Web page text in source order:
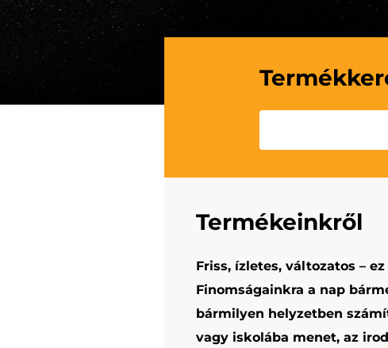
Termékeinkről
Friss, ízletes, változatos –
Finomságainkra a nap
bármilyen helyzetben
vagy iskolába menet, az